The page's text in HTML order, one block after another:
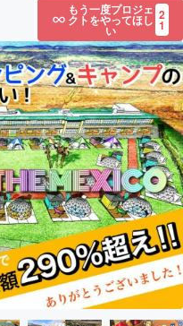
もう一度プロジェ
クトをやってほし
い
2
1